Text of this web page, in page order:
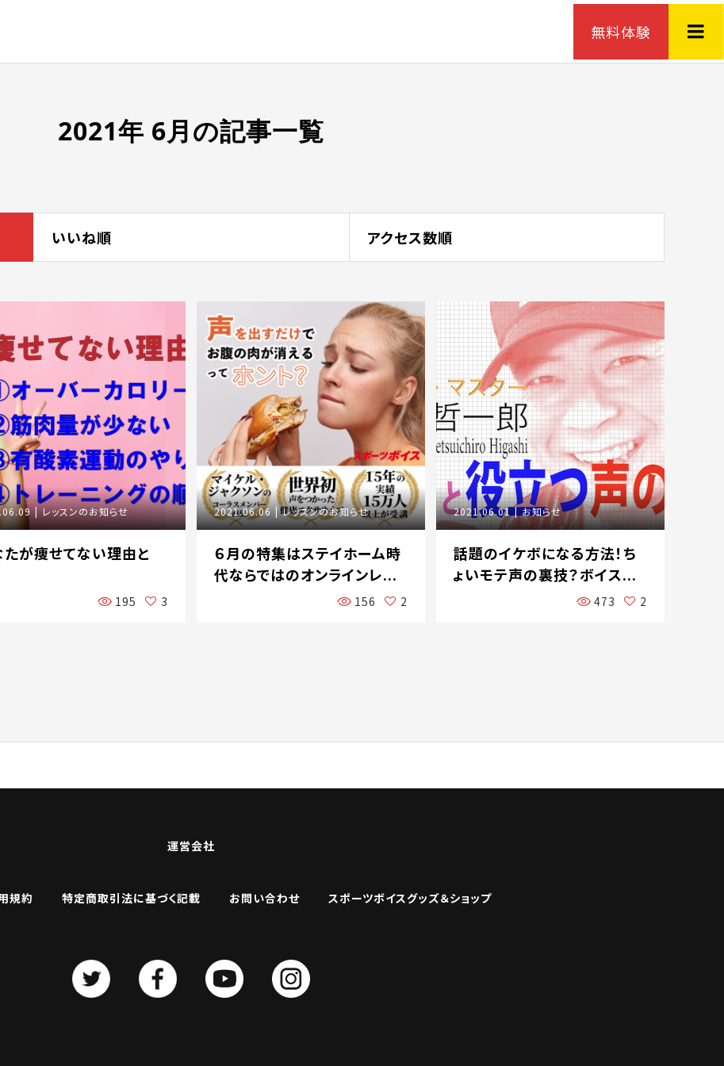
無料体験
2021年 6月の記事一覧
いいね順 アクセス数順
レッスンのお知らせ
たが痩せてない理由と
195 3
2021.06.06 レッスンのお知らせ
６月の特集はステイホーム時
代ならではのオンラインレ...
156 2
2021.06.01 お知らせ
話題のイケボになる方法！ち
ょいモテ声の裏技？ボイス...
473 2
運営会社
規約 特定商取引法に基づく記載 お問い合わせ スポーツボイスグッズ＆ショップ